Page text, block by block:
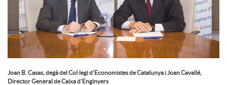
Joan B. Casas, degà del Col·legi d'Economistes de Catalunya i Joan Cavallé,
Director General de Caixa d'Enginyers